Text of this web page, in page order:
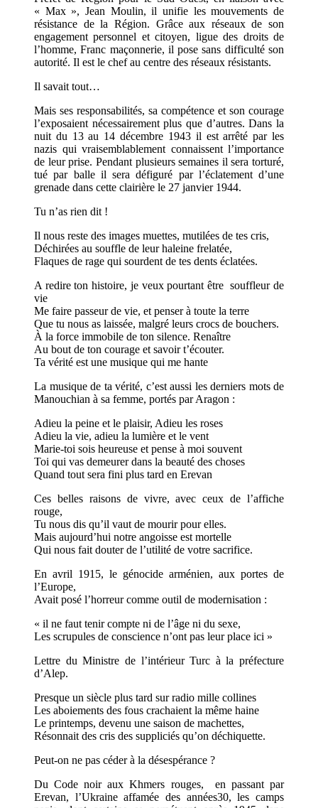
« Max », Jean Moulin, il unifie les mouvements de
résistance de la Région. Grâce aux réseaux de son
engagement personnel et citoyen, ligue des droits de
l’homme, Franc maçonnerie, il pose sans difficulté son
autorité. Il est le chef au centre des réseaux résistants.
Il savait tout…
Mais ses responsabilités, sa compétence et son courage
l’exposaient nécessairement plus que d’autres. Dans la
nuit du 13 au 14 décembre 1943 il est arrêté par les
nazis qui vraisemblablement connaissent l’importance
de leur prise. Pendant plusieurs semaines il sera torturé,
tué par balle il sera défiguré par l’éclatement d’une
grenade dans cette clairière le 27 janvier 1944.
Tu n’as rien dit !
Il nous reste des images muettes, mutilées de tes cris,
Déchirées au souffle de leur haleine frelatée,
Flaques de rage qui sourdent de tes dents éclatées.
A redire ton histoire, je veux pourtant être souffleur de
vie
Me faire passeur de vie, et penser à toute la terre
Que tu nous as laissée, malgré leurs crocs de bouchers.
À la force immobile de ton silence. Renaître
Au bout de ton courage et savoir t’écouter.
Ta vérité est une musique qui me hante
La musique de ta vérité, c’est aussi les derniers mots de
Manouchian à sa femme, portés par Aragon :
Adieu la peine et le plaisir, Adieu les roses
Adieu la vie, adieu la lumière et le vent
Marie-toi sois heureuse et pense à moi souvent
Toi qui vas demeurer dans la beauté des choses
Quand tout sera fini plus tard en Erevan
Ces belles raisons de vivre, avec ceux de l’affiche
rouge,
Tu nous dis qu’il vaut de mourir pour elles.
Mais aujourd’hui notre angoisse est mortelle
Qui nous fait douter de l’utilité de votre sacrifice.
En avril 1915, le génocide arménien, aux portes de
l’Europe,
Avait posé l’horreur comme outil de modernisation :
« il ne faut tenir compte ni de l’âge ni du sexe,
Les scrupules de conscience n’ont pas leur place ici »
Lettre du Ministre de l’intérieur Turc à la préfecture
d’Alep.
Presque un siècle plus tard sur radio mille collines
Les aboiements des fous crachaient la même haine
Le printemps, devenu une saison de machettes,
Résonnait des cris des suppliciés qu’on déchiquette.
Peut-on ne pas céder à la désespérance ?
Du Code noir aux Khmers rouges, en passant par
Erevan, l’Ukraine affamée des années30, les camps